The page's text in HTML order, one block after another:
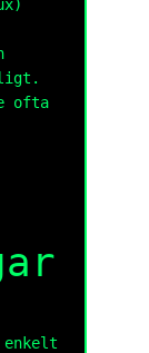
ofta